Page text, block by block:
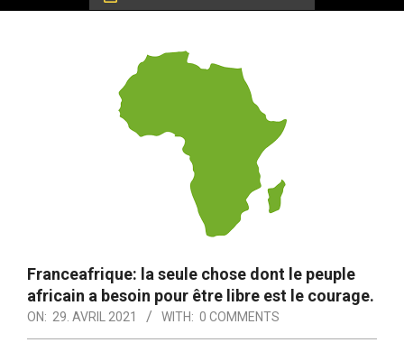
Franceafrique: la seule chose dont le peuple
africain a besoin pour être libre est le courage.
ON: 29. AVRIL 2021 WITH: 0 COMMENTS